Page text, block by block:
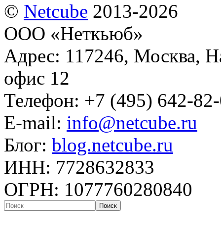
© Netсube 2013-2026
ООО «Неткьюб»
Адрес: 117246, Москва,
офис 12
Телефон: +7 (495) 642-
E-mail: info@netcube.ru
Блог: blog.netcube.ru
ИНН: 7728632833
ОГРН: 1077760280840